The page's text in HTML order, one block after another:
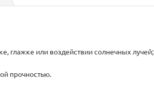
глажке или воздействии солнечных лучей;
прочностью.